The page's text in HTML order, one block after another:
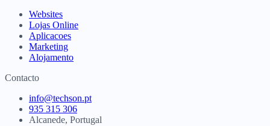
Websites
Lojas Online
Aplicacoes
Marketing
Alojamento
Contacto
info@techson.pt
935 315 306
Alcanede, Portugal